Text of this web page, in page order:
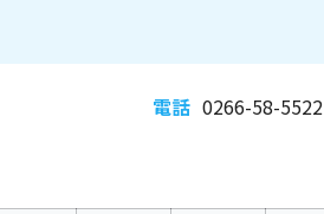
電話 0266-58-5522